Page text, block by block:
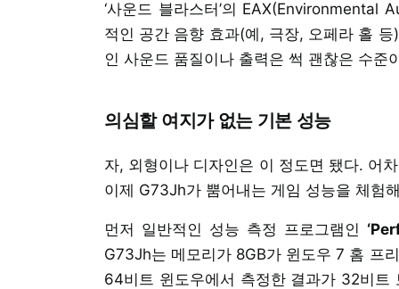
‘사운드 블라스터’의
적인 공간 음향 효과(예, 극장, 오페라 홀
인 사운드 품질이나 출력은 썩 괜찮은 수준
의심할 여지가 없는 기본 성능
자, 외형이나 디자인은 이 정도면 됐다. 어
이제 G73Jh가 뿜어내는 게임 성능을 체험
먼저 일반적인 성능 측정 프로그램인
G73Jh는 메모리가 8GB가 윈도우 7 홈 프
64비트 윈도우에서 측정한 결과가 32비